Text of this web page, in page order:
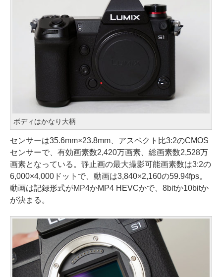
ボディはかなり大柄
センサーは35.6mm×23.8mm、アスペクト比3:2のCMOS
センサーで、有効画素数2,420万画素、総画素数2,528万
画素となっている。静止画の最大撮影可能画素数は3:2の
6,000×4,000ドットで、動画は3,840×2,160の59.94fps。
動画は記録形式がMP4かMP4 HEVCかで、8bitか10bitか
が決まる。